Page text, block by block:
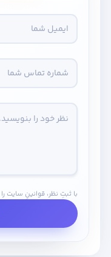
با ثبتِ نظر، قوانینِ سایت